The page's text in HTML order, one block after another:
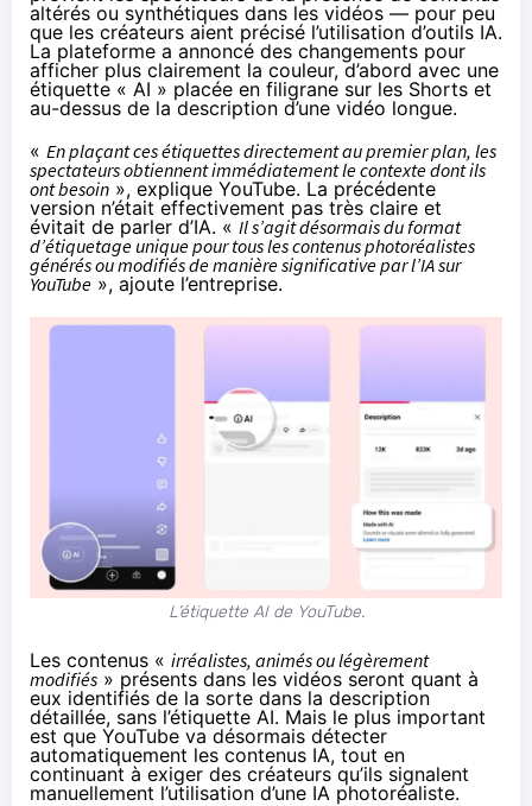
altérés ou synthétiques dans les vidéos — pour peu
que les créateurs aient précisé l’utilisation d’outils IA.
La plateforme a annoncé des changements pour
afficher plus clairement la couleur, d’abord avec une
étiquette « AI » placée en filigrane sur les Shorts et
au-dessus de la description d’une vidéo longue.
« En plaçant ces étiquettes directement au premier plan, les
spectateurs obtiennent immédiatement le contexte dont ils
ont besoin », explique YouTube. La précédente
version n’était effectivement pas très claire et
évitait de parler d’IA. « Il s’agit désormais du format
d’étiquetage unique pour tous les contenus photoréalistes
générés ou modifiés de manière significative par l’IA sur
YouTube », ajoute l’entreprise.
L’étiquette AI de YouTube.
Les contenus « irréalistes, animés ou légèrement
modifiés » présents dans les vidéos seront quant à
eux identifiés de la sorte dans la description
détaillée, sans l’étiquette AI. Mais le plus important
est que YouTube va désormais détecter
automatiquement les contenus IA, tout en
continuant à exiger des créateurs qu’ils signalent
manuellement l’utilisation d’une IA photoréaliste.